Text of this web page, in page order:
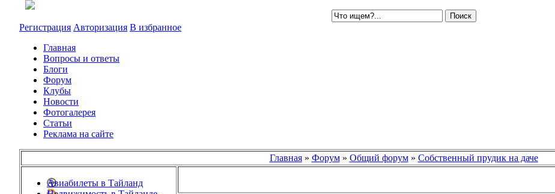
Регистрация Авторизация В избранное
Главная
Вопросы и ответы
Блоги
Форум
Клубы
Новости
Фотогалерея
Статьи
Реклама на сайте
Главная» Форум» Общий форум» Собственный прудик на даче
Авиабилеты в Тайланд